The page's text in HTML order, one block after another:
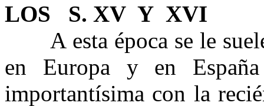
LOS S. XV Y XVI
A esta época se le
en Europa y en
importantísima con la